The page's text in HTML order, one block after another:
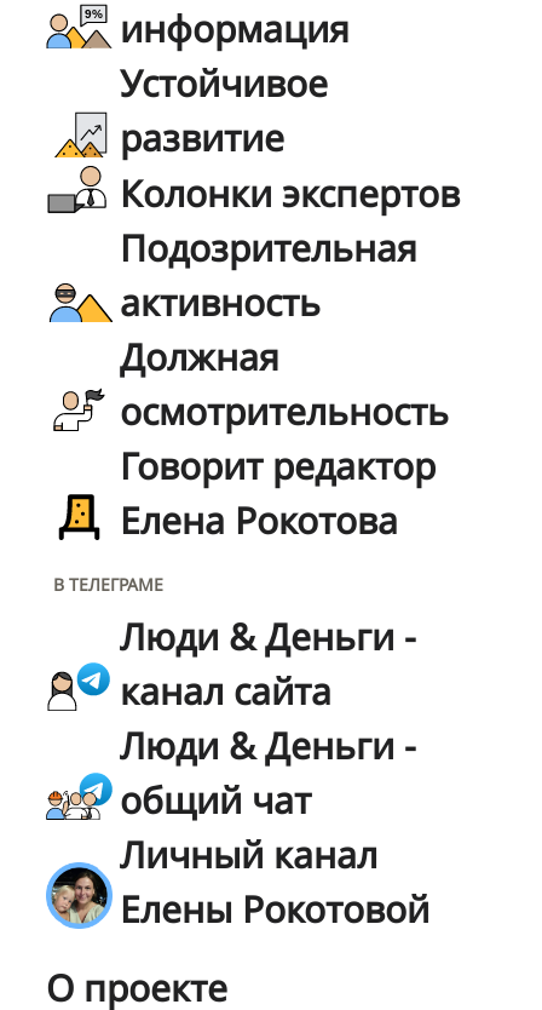
информация
Устойчивое
развитие
Колонки экспертов
Подозрительная
активность
Должная
осмотрительность
Говорит редактор
Елена Рокотова
В ТЕЛЕГРАМЕ
Люди & Деньги -
канал сайта
Люди & Деньги -
общий чат
Личный канал
Елены Рокотовой
О проекте